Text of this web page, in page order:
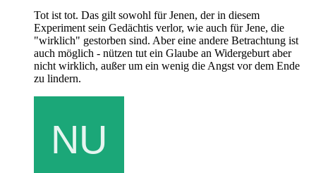
Tot ist tot. Das gilt sowohl für Jenen, der in diesem
Experiment sein Gedächtis verlor, wie auch für Jene, die
"wirklich" gestorben sind. Aber eine andere Betrachtung ist
auch möglich - nützen tut ein Glaube an Widergeburt aber
nicht wirklich, außer um ein wenig die Angst vor dem Ende
zu lindern.